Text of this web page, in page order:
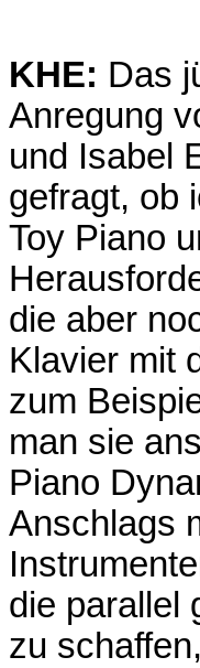
KHE: Das
Anregung
und Isabel
gefragt, ob
Toy Piano
die aber
Klavier mit
zum
man sie
Piano
Anschlags
die parallel
zu